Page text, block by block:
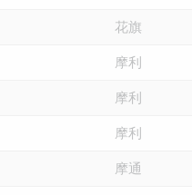
花旗
摩利
摩利
摩利
摩通